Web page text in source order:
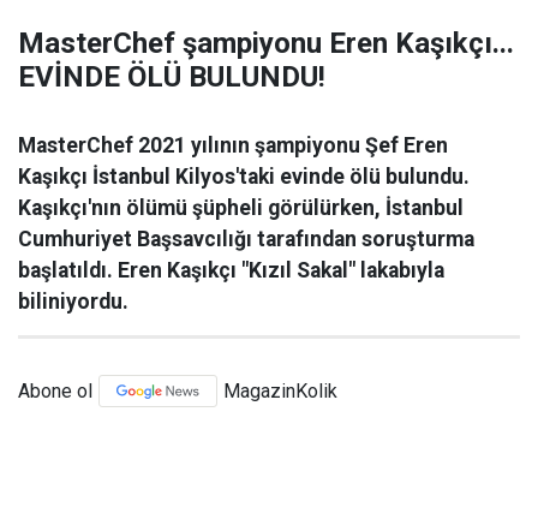
MasterChef şampiyonu Eren Kaşıkçı...
EVİNDE ÖLÜ BULUNDU!
MasterChef 2021 yılının şampiyonu Şef Eren
Kaşıkçı İstanbul Kilyos'taki evinde ölü bulundu.
Kaşıkçı'nın ölümü şüpheli görülürken, İstanbul
Cumhuriyet Başsavcılığı tarafından soruşturma
başlatıldı. Eren Kaşıkçı "Kızıl Sakal" lakabıyla
biliniyordu.
Abone ol MagazinKolik